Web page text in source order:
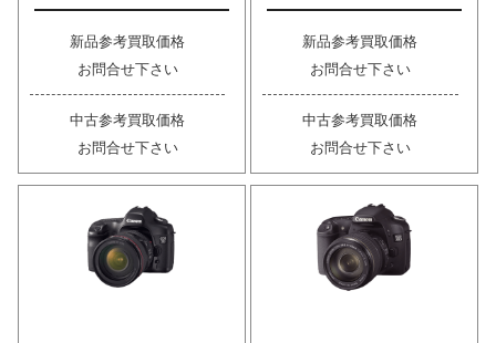
新品参考買取価格
お問合せ下さい
中古参考買取価格
お問合せ下さい
新品参考買取価格
お問合せ下さい
中古参考買取価格
お問合せ下さい